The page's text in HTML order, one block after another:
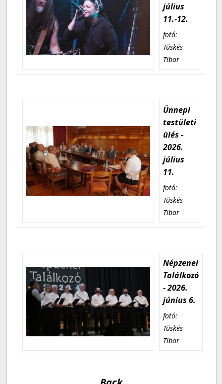
július
11.-12.
fotó:
Tüskés
Tibor
Ünnepi
testületi
ülés -
2026.
július
11.
fotó:
Tüskés
Tibor
Népzenei
Találkozó
- 2026.
június 6.
fotó:
Tüskés
Tibor